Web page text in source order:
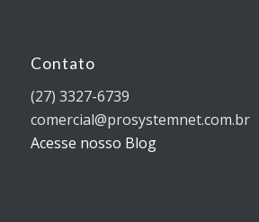
Contato
(27) 3327-6739
comercial@prosystemnet.com.br
Acesse nosso Blog